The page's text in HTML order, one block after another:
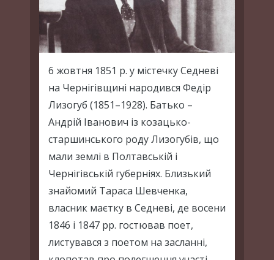
6 жовтня 1851 р. у містечку Седневі
на Чернігівщині народився Федір
Лизогуб (1851–1928). Батько –
Андрій Іванович із козацько-
старшинського роду Лизогубів, що
мали землі в Полтавській і
Чернігівській губерніях. Близький
знайомий Тараса Шевченка,
власник маєтку в Седневі, де восени
1846 і 1847 рр. гостював поет,
листувався з поетом на засланні,